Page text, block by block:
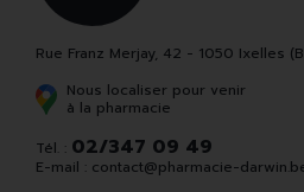
Rue Franz Merjay, 42 - 1050 Ixelles
Nous localiser pour venir
à la pharmacie
Tél. : 02/347 09 49
E-mail : contact@pharmacie-